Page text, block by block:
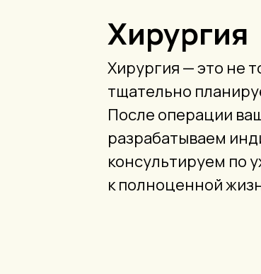
Хирургия
Хирургия — это не
тщательно
После операции
разрабатываем
консультируем по
к полноценной